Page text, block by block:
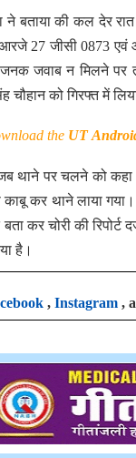
ने बताया की कल देर
27 जीसी 0873 एवं
जवाब न मिलने पर
चौहान को गिरफ्त में
the UT
थाने पर चलने को
काबू कर थाने लाया
बता कर चोरी की
है।
, Instagram ,